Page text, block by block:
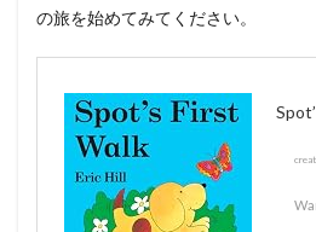
の旅を始めてみてください。